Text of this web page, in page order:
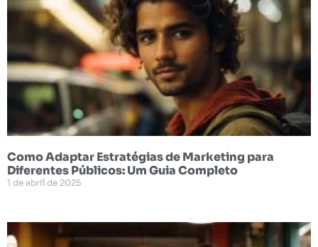
Como Adaptar Estratégias de Marketing para
Diferentes Públicos: Um Guia Completo
1 de abril de 2025